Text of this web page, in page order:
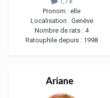
Pronom : elle
Localisation : Genève
Nombre de rats : 4
Ratouphile depuis : 1998
Ariane